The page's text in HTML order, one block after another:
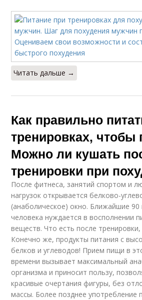
Питание при
Питания до и
занятиях
Питание при силовых
тренировках
Питания при силовых
тренировках
Читать дальше →
Как правильно
тренировках, чтобы
Можно ли кушать
тренировки при
После фитнеса, занятий спортом и
нагрузок открывается белково-
(анаболическое) окно. Ближайшие 90
человека нуждается в восполнении
веществ. Что есть после
Конечно же, продукты питания с
белков и углеводов! Прием пищи в
времени вызывает максимальный
организма и приносит пользу,
красивые очертания фигуры, без
массы. Более позднее употребление